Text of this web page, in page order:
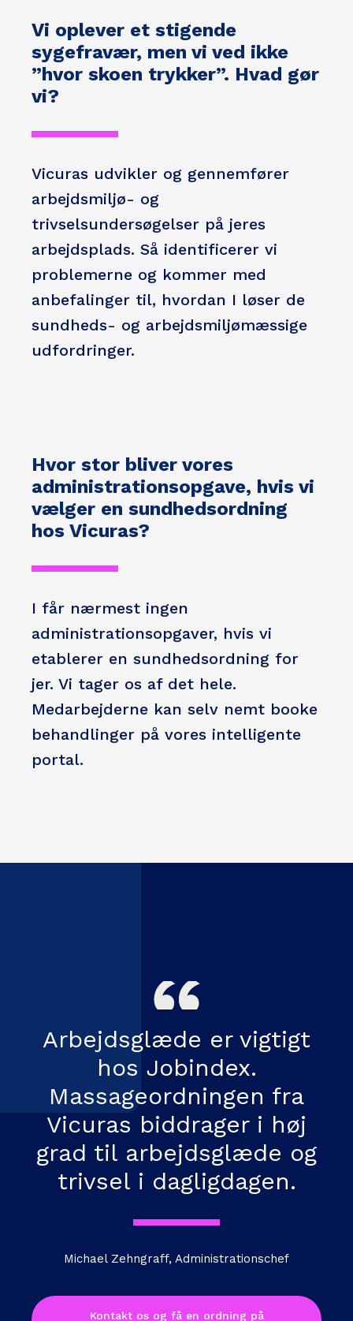
Vi oplever et stigende
sygefravær, men vi ved ikke
”hvor skoen trykker”. Hvad gør
vi?
Vicuras udvikler og gennemfører
arbejdsmiljø- og
trivselsundersøgelser på jeres
arbejdsplads. Så identificerer vi
problemerne og kommer med
anbefalinger til, hvordan I løser de
sundheds- og arbejdsmiljømæssige
udfordringer.
Hvor stor bliver vores
administrationsopgave, hvis vi
vælger en sundhedsordning
hos Vicuras?
I får nærmest ingen
administrationsopgaver, hvis vi
etablerer en sundhedsordning for
jer. Vi tager os af det hele.
Medarbejderne kan selv nemt booke
behandlinger på vores intelligente
portal.
Arbejdsglæde er vigtigt
hos Jobindex.
Massageordningen fra
Vicuras biddrager i høj
grad til arbejdsglæde og
trivsel i dagligdagen.
Michael Zehngraff, Administrationschef
Kontakt os og få en ordning på